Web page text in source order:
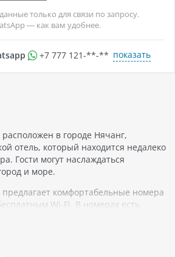
только для связи по запросу.
— как вам удобнее.
+7 777 121-**-** показать
расположен в городе Нячанг,
отель, который находится недалеко
Гости могут наслаждаться
и море.
предлагает комфортабельные номера
Wi-Fi. В номерах есть
экраном, мини-бар и чайник. В
душ, фен и бесплатные туалетные